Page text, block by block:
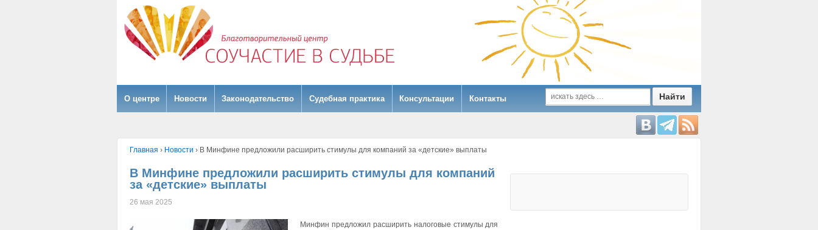
О центре Hовости Законодательство Судебная практика Консультации Контакты
Главная › Hовости › В Минфине предложили расширить стимулы для компаний за «детские» выплаты
В Минфине предложили расширить стимулы для компаний
за «детские» выплаты
26 мая 2025
Минфин предложил расширить налоговые стимулы для